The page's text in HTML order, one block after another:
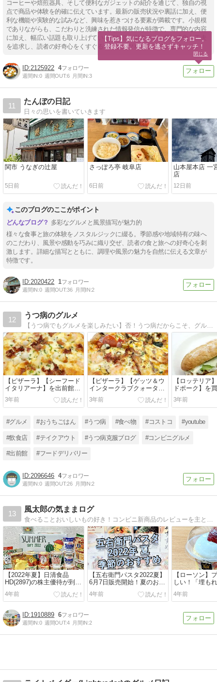
コーヒーや焙煎器具、そして便利なガジェットの紹介を通じて、独自の視
点で商品や体験を的確に伝えています。最新の販売状況や裏話に加え、便
利な機能や実験的な試みなど、興味を惹きつける要素が満載です。小規模
でありながらも、こだわりと洗練された情報発信が特徴で、専門的な内容
に加え、幅広い話題も取り上げている点が目を引きます。常に進化と工夫
を追求し、読者の好奇心をくすぐるコンテンツを提供しています。
2125922 4
週間IN:0 週間OUT:6 月間IN:3
11
たんぼの日記
日々の思いを書いていきます
関市 うなぎの辻屋
5日前
さっぽろ亭 岐阜店
6日前
山本屋本店 一
店
12日前
このブログのここがポイント
多彩なグルメと風景描写が魅力的
様々な食事と旅の体験をノスタルジックに綴る。季節感や地域特有の味へ
のこだわり、風景や感動を巧みに織り交ぜ、読者の食と旅への好奇心を刺
激します。詳細な描写とともに、調理や風景の魅力を自然に伝える文章が
特徴です。
2020422 1
週間IN:0 週間OUT:36 月間IN:2
12
うつ病のグルメ
【うつ病でもグルメを楽しみたい】否！うつ病だからこそ、グルメでうつ病を治したい。お店でご飯を食べるのは難しいけど、コンビニ・チェーン店などの「テイクアウトメニュー全制覇」を目指して毎日更新していきます。
【ピザーラ】【シーフード
イタリアーナ】を出前館で
注文してみた件について
3年前
【ピザーラ】【ゲッツ＆ウ
インタークラブクォータ
ー】を出前館で注文してみ
た件について
3年前
【ロッテリア
ドポーク】を
について
3年前
#グルメ #おうちごはん #うつ病 #食べ物 #コストコ #youtube
#飲食店 #テイクアウト #うつ病克服ブログ #コンビニグルメ
#出前館 #フードデリバリー
2096646 4
週間IN:0 週間OUT:26 月間IN:2
13
風太郎の気ままログ
食べることおいしいもの好き！コンビニ新商品のレビューを主とした食べ物レビュー系雑記ブログ｜ローソン｜ファミリーマート｜セブンイレブン｜五右衛門パスタ｜吉野家｜日清食品｜マクドナルド｜などなど。
【2022年夏】日清食品
HD(2897)の株主優待が到
着！
4年前
【五右衛門パスタ2022夏】
6月7日販売開始！夏のおす
すめメニューを徹底解説！
4年前
【ローソン】
しい！「埋も
ケーキプリン」
4年前
1910889 6
週間IN:0 週間OUT:4 月間IN:2
【Tips】気になるブログをフォロー。
登録不要。更新を逃さずキャッチ！
閉じる